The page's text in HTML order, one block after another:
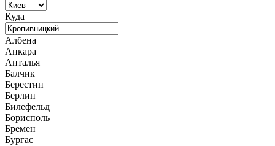
Куда
Албена
Анкара
Анталья
Балчик
Берестин
Берлин
Билефельд
Борисполь
Бремен
Бургас